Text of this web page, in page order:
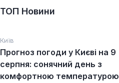
ТОП Новини
Київ
Прогноз погоди у Києві на 9
серпня: сонячний день з
комфортною температурою